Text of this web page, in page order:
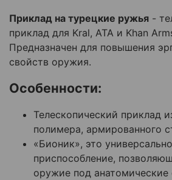
Приклад на турецкие ружья -
приклад для Kral, ATA и Khan
Предназначен для повышения
свойств оружия.
Особенности:
Телескопический приклад
полимера, армированного
«Бионик», это
приспособление,
оружие под анатомические